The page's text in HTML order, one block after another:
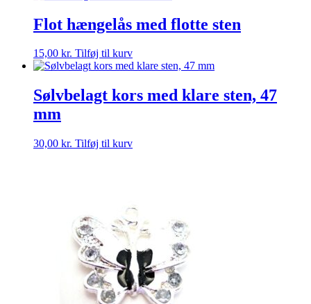
Flot hængelås med flotte sten
15,00 kr. Tilføj til kurv
Sølvbelagt kors med klare sten, 47
mm
30,00 kr. Tilføj til kurv